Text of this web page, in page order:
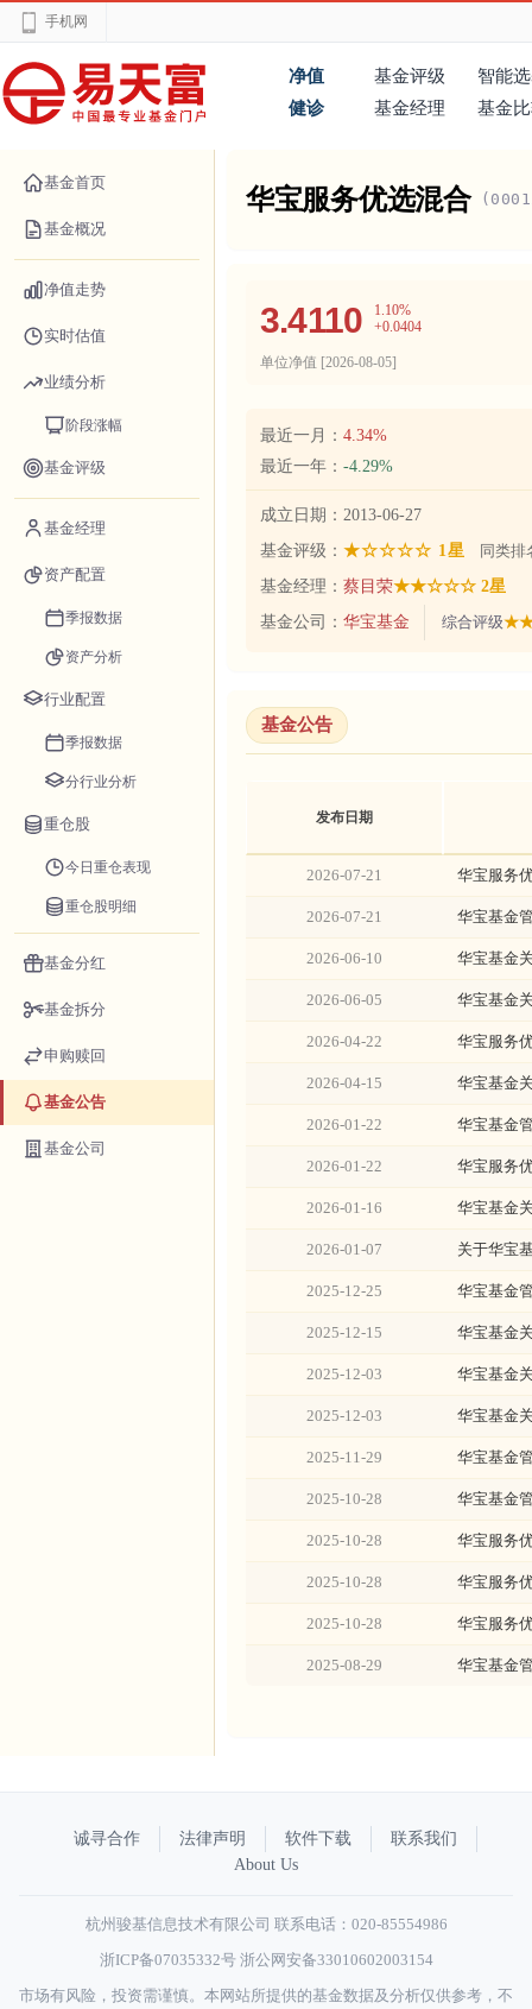
手机网
净值 基金评级
智能
健诊
基金经理 基金
基金首页
基金概况
净值走势
实时估值
业绩分析
阶段涨幅
基金评级
基金经理
资产配置
季报数据
资产分析
行业配置
季报数据
分行业分析
重仓股
今日重仓表现
重仓股明细
基金分红
基金拆分
申购赎回
基金公告
基金公司
华宝服务优选混合
3.4110
1.10%
+0.0404
单位净值 [2026-08-05]
最近一月： 4.34%
最近一年： -4.29%
成立日期： 2013-06-27
基金评级： ★☆☆☆☆ 1星
同类排
基金经理： 蔡目荣★★☆☆☆ 2星
基金公司： 华宝基金 综合评级
基金公告
发布日期
2026-07-21 华宝服务
2026-07-21 华宝基金
2026-06-10 华宝基金
2026-06-05 华宝基金
2026-04-22 华宝服务
2026-04-15 华宝基金
2026-01-22 华宝基金
2026-01-22 华宝服务
2026-01-16 华宝基金
2026-01-07 关于华宝
2025-12-25 华宝基金
2025-12-15 华宝基金
2025-12-03 华宝基金
2025-12-03 华宝基金
2025-11-29 华宝基金
2025-10-28 华宝基金
2025-10-28 华宝服务
2025-10-28 华宝服务
2025-10-28 华宝服务
2025-08-29 华宝基金
诚寻合作 法律声明 软件下载
联系我们
About Us
杭州骏基信息技术有限公司 联系电话：020-85554986
浙ICP备07035332号 浙公网安备33010602003154
市场有风险，投资需谨慎。本网站所提供的基金数据及分析仅供参考，不